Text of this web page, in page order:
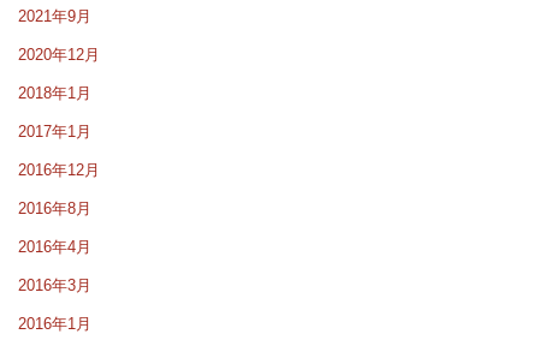
2021年9月
2020年12月
2018年1月
2017年1月
2016年12月
2016年8月
2016年4月
2016年3月
2016年1月